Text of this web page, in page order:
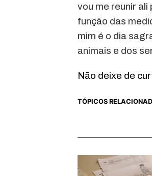
vou me reunir
função das
mim é o dia
animais e dos
Não deixe de
TÓPICOS